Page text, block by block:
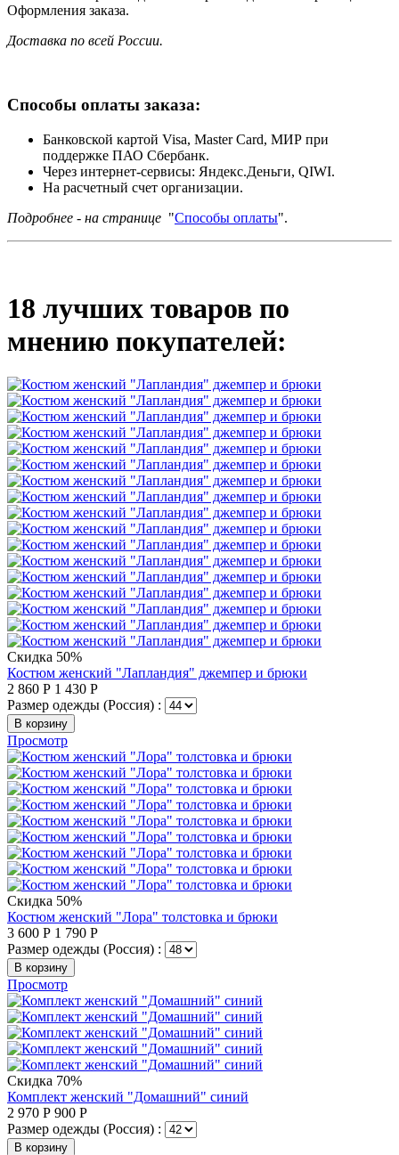
Оформления заказа.
Доставка по всей России.
Способы оплаты заказа:
Банковской картой Visa, Master Card, МИР при
поддержке ПАО Сбербанк.
Через интернет-сервисы: Яндекс.Деньги, QIWI.
На расчетный счет организации.
Подробнее - на странице "Способы оплаты".
18 лучших товаров по
мнению покупателей:
Скидка 50%
Костюм женский "Лапландия" джемпер и брюки
2 860 Р 1 430 Р
Размер одежды (Россия) :
В корзину
Просмотр
Скидка 50%
Костюм женский "Лора" толстовка и брюки
3 600 Р 1 790 Р
Размер одежды (Россия) :
В корзину
Просмотр
Скидка 70%
Комплект женский "Домашний" синий
2 970 Р 900 Р
Размер одежды (Россия) :
В корзину